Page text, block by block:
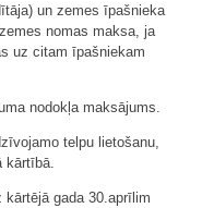
un zemes īpašnieka
nomas maksa, ja
uz citam īpašniekam
nodokļa maksājums.
telpu lietošanu,
kārtībā.
gada 30.aprīlim